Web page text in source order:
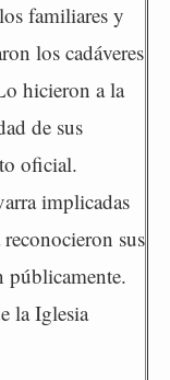
familiares y
los cadáveres
hicieron a la
de sus
oficial.
implicadas
sus
públicamente.
la Iglesia